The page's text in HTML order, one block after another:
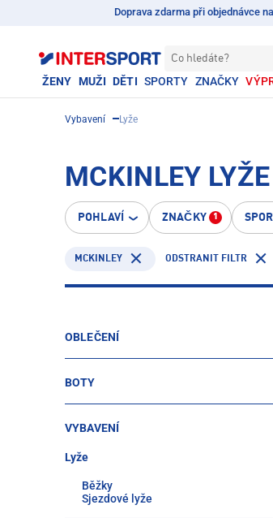
Doprava zdarma při objednávce
Co hledáte?
ŽENY MUŽI DĚTI SPORTY ZNAČKY
Vybavení Lyže
MCKINLEY LYŽE
POHLAVÍ ZNAČKY 1
MCKINLEY ODSTRANIT FILTR
OBLEČENÍ
BOTY
VYBAVENÍ
Lyže
Běžky
Sjezdové lyže